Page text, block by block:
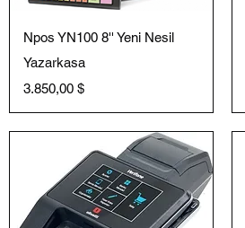
Schnellansicht
Npos YN100 8'' Yeni Nesil
Yazarkasa
Preis
3.850,00 $